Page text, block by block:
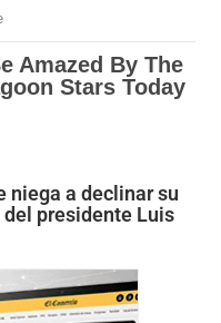
niega a declinar su
presidente Luis